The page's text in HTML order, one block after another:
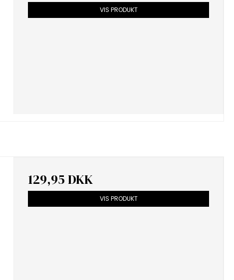
VIS PRODUKT
129,95 DKK
VIS PRODUKT